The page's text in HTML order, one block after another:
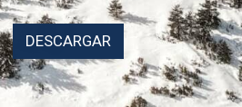
DESCARGAR